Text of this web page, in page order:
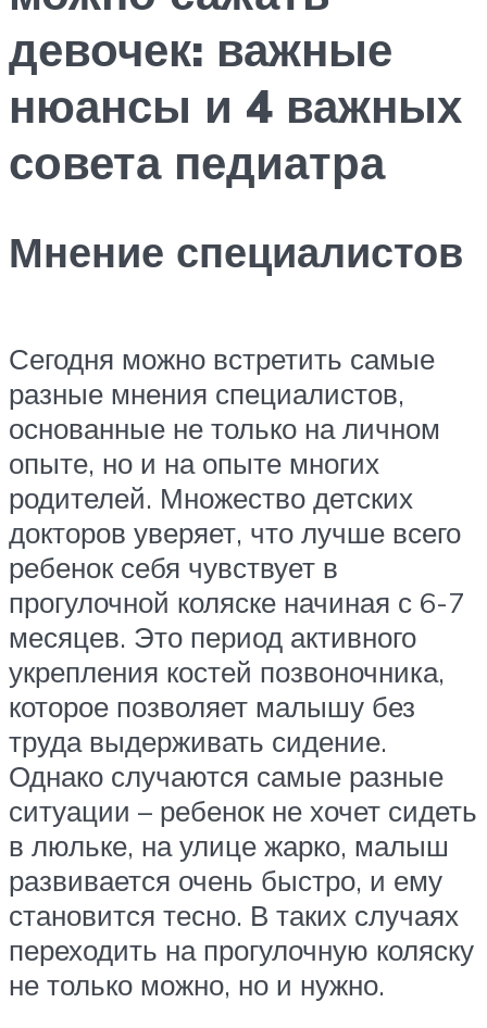
девочек: важные
нюансы и 4 важных
совета педиатра
Мнение специалистов
Сегодня можно встретить самые
разные мнения специалистов,
основанные не только на личном
опыте, но и на опыте многих
родителей. Множество детских
докторов уверяет, что лучше всего
ребенок себя чувствует в
прогулочной коляске начиная с 6-7
месяцев. Это период активного
укрепления костей позвоночника,
которое позволяет малышу без
труда выдерживать сидение.
Однако случаются самые разные
ситуации – ребенок не хочет сидеть
в люльке, на улице жарко, малыш
развивается очень быстро, и ему
становится тесно. В таких случаях
переходить на прогулочную коляску
не только можно, но и нужно.